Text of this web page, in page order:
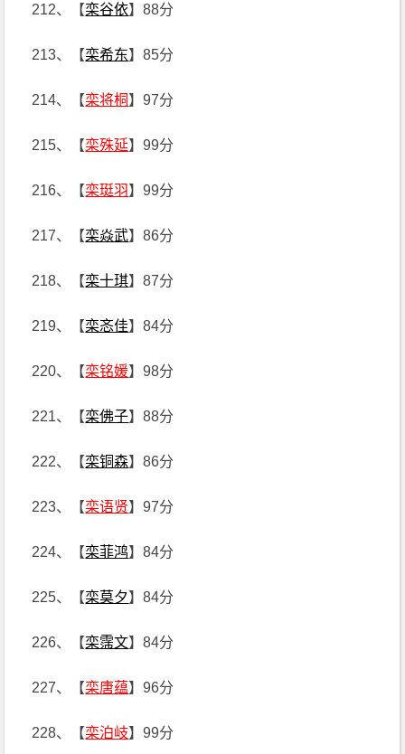
212、【栾谷依】88分
213、【栾希东】85分
214、【栾将桐 】97分
215、【栾殊延】99分
216、【栾珽羽】99分
217、【栾焱武】86分
218、【栾十琪】87分
219、【栾忞佳】84分
220、【栾铭媛】98分
221、【栾佛子】88分
222、【栾铜森】86分
223、【栾语贤】97分
224、【栾菲鸿】84分
225、【栾莫夕】84分
226、【栾霈文】84分
227、【栾唐蕴】96分
228、【栾泊岐】99分